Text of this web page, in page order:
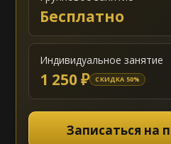
Бесплатно
Индивидуальное занятие
1 250 ₽ СКИДКА 50%
Записаться на